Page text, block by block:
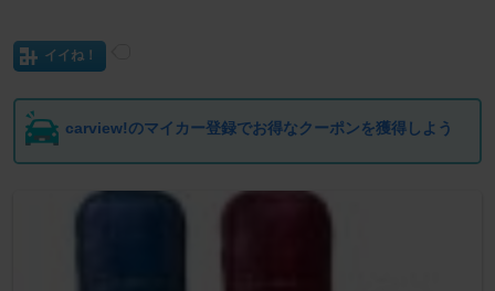
イイね！
carview!のマイカー登録でお得なクーポンを獲得しよう